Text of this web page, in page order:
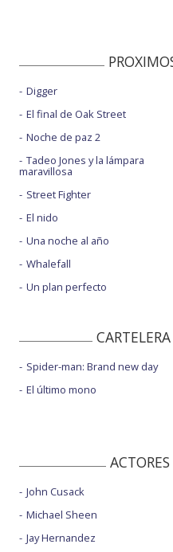
Digger
El final de Oak Street
Noche de paz 2
Tadeo Jones y la lámpara
maravillosa
Street Fighter
El nido
Una noche al año
Whalefall
Un plan perfecto
Spider-man: Brand new day
El último mono
John Cusack
Michael Sheen
Jay Hernandez